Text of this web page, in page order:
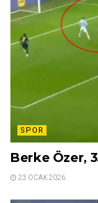
SPOR
Berke Özer,
23 OCAK 2026